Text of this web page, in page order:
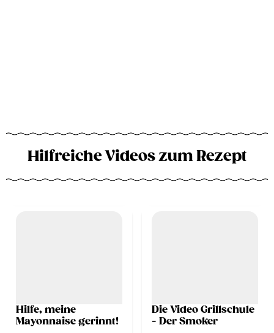
Hilfreiche Videos zum Rezept
Hilfe, meine
Mayonnaise gerinnt!
Die Video Grillschule
- Der Smoker